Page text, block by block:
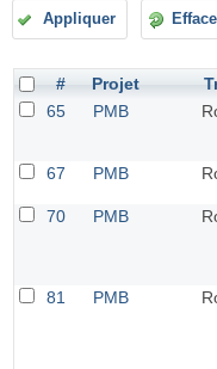
Appliquer
# Projet
65
PMB
67 PMB
70 PMB
81 PMB